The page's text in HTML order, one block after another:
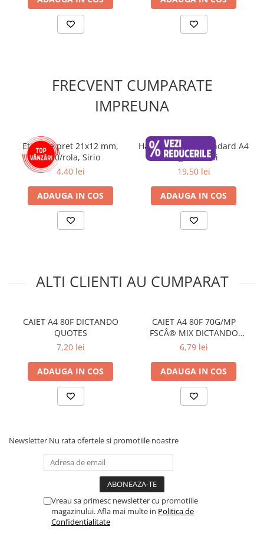
Mape din carton si plastic
Cutii si containere pentru arhivare
Capsatoare si decapsatoare
Perforatoare
Tavite pentru documente
Suporturi verticale pentru
documente
Tus , tusiere si indigo
Foarfeci si cuttere
Aparate de aplicat preturi
Benzi adezive
Benzi dublu adezive
Comunicare
Aparatura pentru birou
Laminatoare
Aparate de indosariat
Trimmere & Ghilotine
Accesorii pentru whiteboard
Panouri de pluta
Flipchart-uri
FRECVENT CUMPARATE
IMPREUNA
Etichete pret 21x12 mm,
1000/rola, Sirio
4,40 lei
ADAUGA IN COS
Hartie Maestro Standard A4
80g, 500 coli
19,50 lei
ADAUGA IN COS
ALTI CLIENTI AU CUMPARAT
CAIET A4 80F DICTANDO
QUOTES
7,20 lei
ADAUGA IN COS
CAIET A4 80F 70G/MP
FSCÂ® MIX DICTANDO
EXTREME
6,79 lei
ADAUGA IN COS
Newsletter Nu rata ofertele si promotiile noastre
Vreau sa primesc newsletter cu promotiile
magazinului. Afla mai multe in Politica de
Confidentialitate